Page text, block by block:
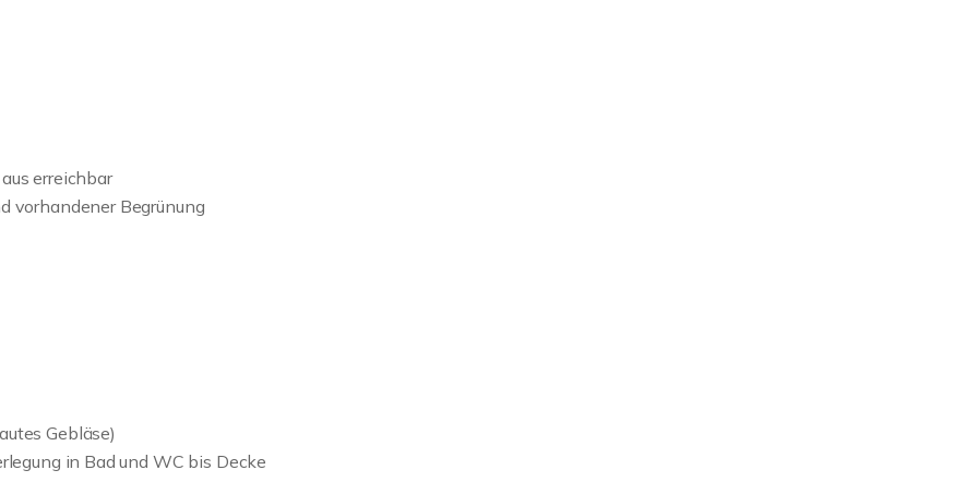
erreichbar
vorhandener Begrünung
Gebläse)
in Bad und WC bis Decke